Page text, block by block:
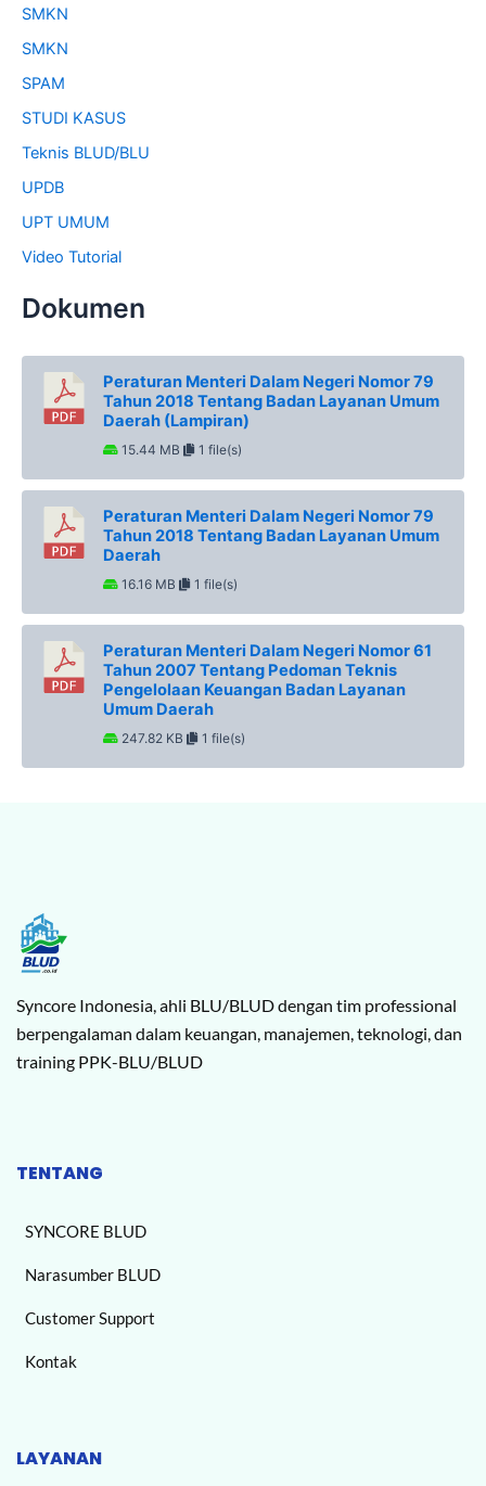
SMKN
SMKN
SPAM
STUDI KASUS
Teknis BLUD/BLU
UPDB
UPT UMUM
Video Tutorial
Dokumen
Peraturan Menteri Dalam Negeri Nomor 79
Tahun 2018 Tentang Badan Layanan Umum
Daerah (Lampiran)
15.44 MB 1 file(s)
Peraturan Menteri Dalam Negeri Nomor 79
Tahun 2018 Tentang Badan Layanan Umum
Daerah
16.16 MB 1 file(s)
Peraturan Menteri Dalam Negeri Nomor 61
Tahun 2007 Tentang Pedoman Teknis
Pengelolaan Keuangan Badan Layanan
Umum Daerah
247.82 KB 1 file(s)
Syncore Indonesia, ahli BLU/BLUD dengan tim professional
berpengalaman dalam keuangan, manajemen, teknologi, dan
training PPK-BLU/BLUD
TENTANG
SYNCORE BLUD
Narasumber BLUD
Customer Support
Kontak
LAYANAN